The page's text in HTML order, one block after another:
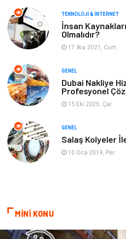
Gayrimenkul
Finans& Ekonomi
Genel Kültür
Ev İşleri
Mobilya
Astroloji
TEKNOLOJI & İNTERNET
İnsan
Olmalıdır?
17 Ara 2021, Cum
GENEL
Dubai Nakliye
Profesyonel
15 Eki 2025, Çar
GENEL
Salaş Kolyeler
10 Oca 2019, Per
MİNİ KONU